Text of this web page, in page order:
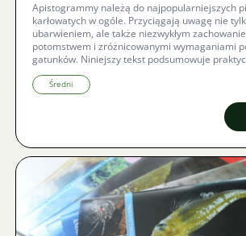
Apistogrammy należą do najpopularniejszych
karłowatych w ogóle. Przyciągają uwagę nie
ubarwieniem, ale także niezwykłym
potomstwem i zróżnicowanymi wymaganiami
gatunków. Niniejszy tekst podsumowuje
doświadczenia w ich hodowli, profilaktyce
żywieniu, pokazując, dlaczego pielęgniczki są
akwarystów.
Średni